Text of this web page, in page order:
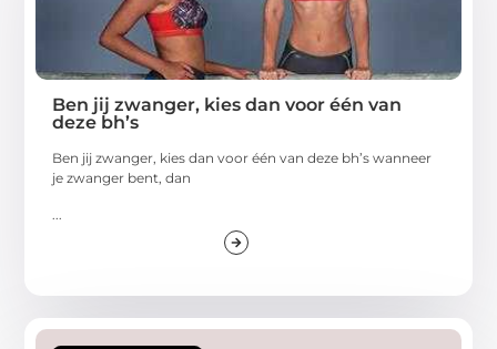
Ben jij zwanger, kies dan voor één van
deze bh’s
Ben jij zwanger, kies dan voor één van deze bh’s wanneer
je zwanger bent, dan